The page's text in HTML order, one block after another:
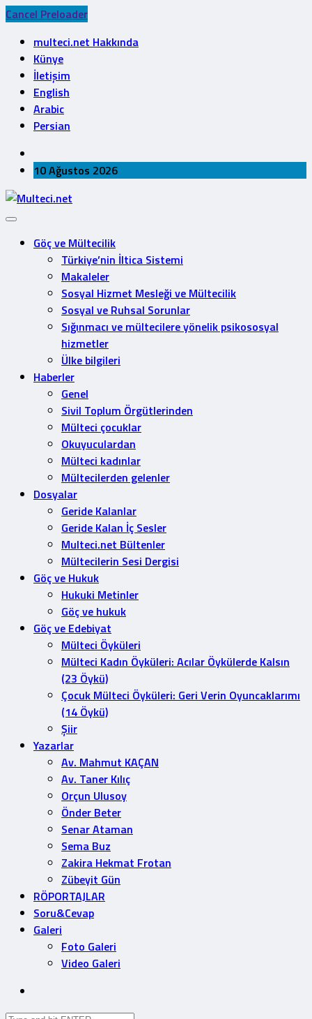
Cancel Preloader
multeci.net Hakkında
Künye
İletişim
English
Arabic
Persian
10 Ağustos 2026
Göç ve Mültecilik
Türkiye’nin İltica Sistemi
Makaleler
Sosyal Hizmet Mesleği ve Mültecilik
Sosyal ve Ruhsal Sorunlar
Sığınmacı ve mültecilere yönelik psikososyal
hizmetler
Ülke bilgileri
Haberler
Genel
Sivil Toplum Örgütlerinden
Mülteci çocuklar
Okuyuculardan
Mülteci kadınlar
Mültecilerden gelenler
Dosyalar
Geride Kalanlar
Geride Kalan İç Sesler
Multeci.net Bültenler
Mültecilerin Sesi Dergisi
Göç ve Hukuk
Hukuki Metinler
Göç ve hukuk
Göç ve Edebiyat
Mülteci Öyküleri
Mülteci Kadın Öyküleri: Acılar Öykülerde Kalsın
(23 Öykü)
Çocuk Mülteci Öyküleri: Geri Verin Oyuncaklarımı
(14 Öykü)
Şiir
Yazarlar
Av. Mahmut KAÇAN
Av. Taner Kılıç
Orçun Ulusoy
Önder Beter
Senar Ataman
Sema Buz
Zakira Hekmat Frotan
Zübeyit Gün
RÖPORTAJLAR
Soru&Cevap
Galeri
Foto Galeri
Video Galeri